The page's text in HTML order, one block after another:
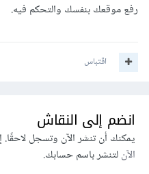
رفع موقعك بنفسك والتحكم فيه.
اقتباس
انضم إلى النقاش
يمكنك أن تنشر الآن وتسجل
الآنلتنشر باسم حسابك.